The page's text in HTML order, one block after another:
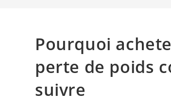
Pourquoi
perte de poids
suivre